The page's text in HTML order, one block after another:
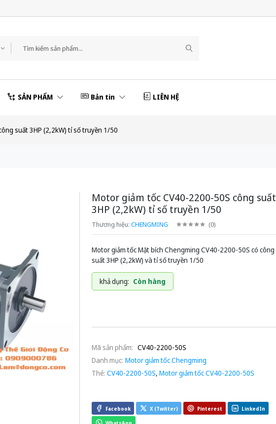
SẢN PHẨM Bản tin LIÊN HỆ
suất 3HP (2,2kW) tỉ số truyền 1/50
Motor giảm tốc CV40-2200-50S công suất
3HP (2,2kW) tỉ số truyền 1/50
Thương hiệu: CHENGMING (0)
Motor giảm tốc Mặt bích Chengming CV40-2200-50S có công
suất 3HP (2,2kW) và tỉ số truyền 1/50
khả dụng: Còn hàng
Mã sản phẩm: CV40-2200-50S
Danh mục: Motor giảm tốc Chengming
Thẻ: CV40-2200-50S, Motor giảm tốc CV40-2200-50S
Facebook X (Twitter) Pinterest LinkedIn